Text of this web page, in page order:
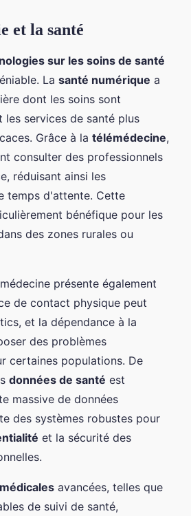
et la santé
sur les soins de santé
La santé numérique a
dont les soins sont
les services de santé plus
Grâce à la télémédecine,
consulter des professionnels
réduisant ainsi les
temps d'attente. Cette
bénéfique pour les
des zones rurales ou
présente également
de contact physique peut
et la dépendance à la
des problèmes
certaines populations. De
données de santé est
massive de données
des systèmes robustes pour
et la sécurité des
avancées, telles que
de suivi de santé,